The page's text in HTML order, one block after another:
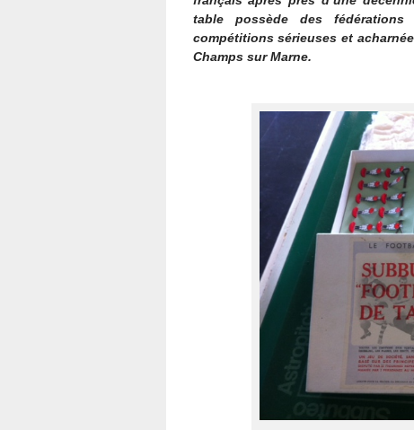
table possède des
compétitions sérieuses et
Champs sur Marne.